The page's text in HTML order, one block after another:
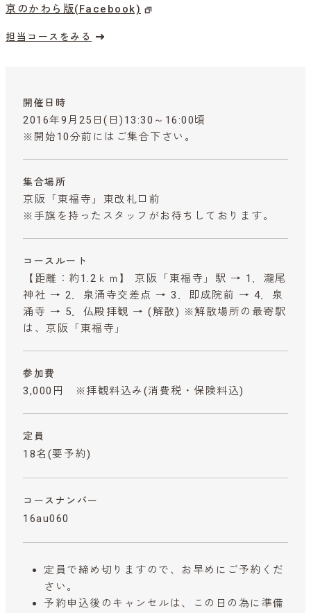
京のかわら版(Facebook)
担当コースをみる
開催日時
2016年9月25日(日)13:30～16:00頃
※開始10分前にはご集合下さい。
集合場所
京阪「東福寺」東改札口前
※手旗を持ったスタッフがお待ちしております。
コースルート
【距離：約1.2ｋｍ】 京阪「東福寺」駅 → 1．瀧尾
神社 → 2．泉涌寺交差点 → 3．即成院前 → 4．泉
涌寺 → 5．仏殿拝観 → (解散) ※解散場所の最寄駅
は、京阪「東福寺」
参加費
3,000円 ※拝観料込み (消費税・保険料込)
定員
18名(要予約)
コースナンバー
16au060
定員で締め切りますので、お早めにご予約くだ
さい。
予約申込後のキャンセルは、この日の為に準備